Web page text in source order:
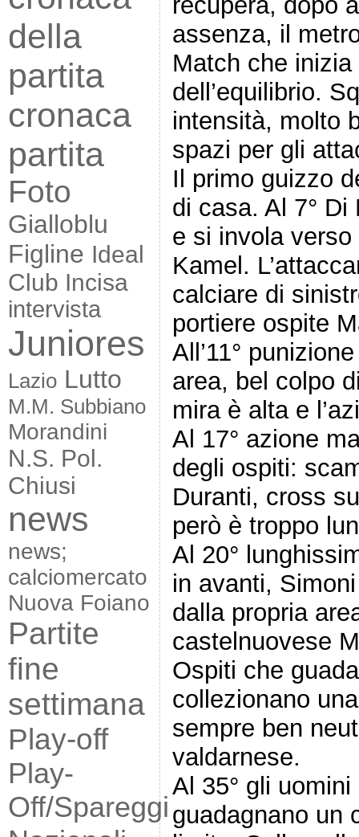
della
partita
cronaca
partita
Foto
Gialloblu
Figline Ideal
Club Incisa
intervista
Juniores
Lazio Lutto
M.M. Subbiano
Morandini
N.S. Pol.
Chiusi
news
news;
calciomercato
Nuova Foiano
Partite
fine
settimana
Play-off
Play-
Off/Spareggi
assenza, il
Match che
dell’equilibrio.
intensità, molto
spazi per gli
Il primo guizzo
di casa. Al 7°
e si invola
Kamel.
calciare di
portiere ospite
All’11°
area, bel colpo
mira è alta e
Al 17° azione
degli ospiti:
Duranti, cross
però è troppo
Al 20°
in avanti,
dalla propria
castelnuovese
Ospiti che
collezionano
sempre ben
valdarnese.
Al 35° gli
guadagnano un